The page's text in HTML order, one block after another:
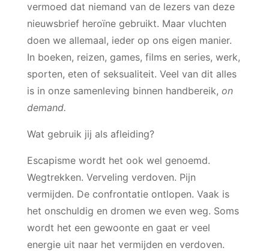
vermoed dat niemand van de lezers van deze
nieuwsbrief heroïne gebruikt. Maar vluchten
doen we allemaal, ieder op ons eigen manier.
In boeken, reizen, games, films en series, werk,
sporten, eten of seksualiteit. Veel van dit alles
is in onze samenleving binnen handbereik, on
demand.
Wat gebruik jij als afleiding?
Escapisme wordt het ook wel genoemd.
Wegtrekken. Verveling verdoven. Pijn
vermijden. De confrontatie ontlopen. Vaak is
het onschuldig en dromen we even weg. Soms
wordt het een gewoonte en gaat er veel
energie uit naar het vermijden en verdoven.